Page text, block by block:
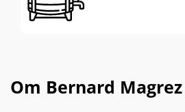
Om Bernard Magrez